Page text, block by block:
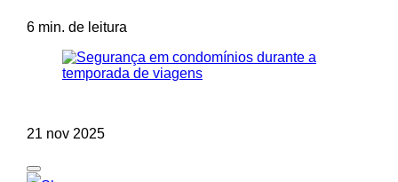
6 min. de leitura
21 nov 2025